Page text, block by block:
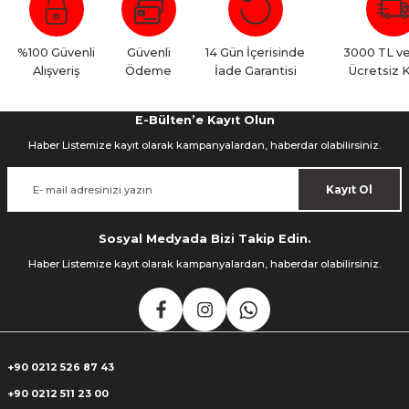
Yorum Yaz
%100 Güvenli
Alışveriş
Güvenli
Ödeme
14 Gün İçerisinde
İade Garantisi
3000 TL
Ücretsiz
E-Bülten’e Kayıt Olun
Haber Listemize kayıt olarak kampanyalardan, haberdar olabilirsiniz.
Kayıt Ol
Sosyal Medyada Bizi Takip Edin.
Haber Listemize kayıt olarak kampanyalardan, haberdar olabilirsiniz.
+90 0212 526 87 43
+90 0212 511 23 00